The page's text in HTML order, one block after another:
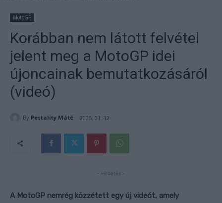
MotoGP
Korábban nem látott felvétel
jelent meg a MotoGP idei
újoncainak bemutatkozásáról
(videó)
By Pestality Máté 2025. 01. 12.
- Hirdetés -
A MotoGP nemrég közzétett egy új videót, amely